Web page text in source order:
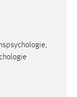
mibew-